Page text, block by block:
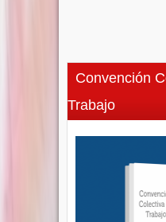
Convención
Trabajo